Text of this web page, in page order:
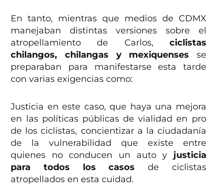
En tanto, mientras que medios de CDMX
manejaban distintas versiones sobre el
atropellamiento de Carlos, ciclistas
chilangos, chilangas y mexiquenses se
preparaban para manifestarse esta tarde
con varias exigencias como:
Justicia en este caso, que haya una mejora
en las políticas públicas de vialidad en pro
de los ciclistas, concientizar a la ciudadanía
de la vulnerabilidad que existe entre
quienes no conducen un auto y justicia
para todos los casos de ciclistas
atropellados en esta cuidad.